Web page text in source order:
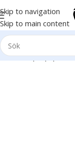
Skip to navigation
Skip to main content
Hem/Laptop |